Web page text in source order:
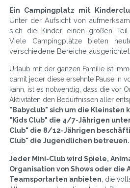
Ein Campingplatz mit
Unter der Aufsicht von
sich die Kinder einen großen Teil
Viele Campingplätze bieten
verschiedene Bereiche ausgerichtet
Urlaub mit der ganzen Familie ist
damit jeder diese ersehnte Pause in
kann, ist es notwendig, dass die vor
Aktivitäten den Bedürfnissen aller
"Babyclub" sich um die Kleinsten
"Kids Club" die 4/7-Jährigen
Club" die 8/12-Jährigen
Club" die Jugendlichen betreuen.
Jeder Mini-Club wird Spiele,
Organisation von Shows oder die
Teamsportarten anbieten , die